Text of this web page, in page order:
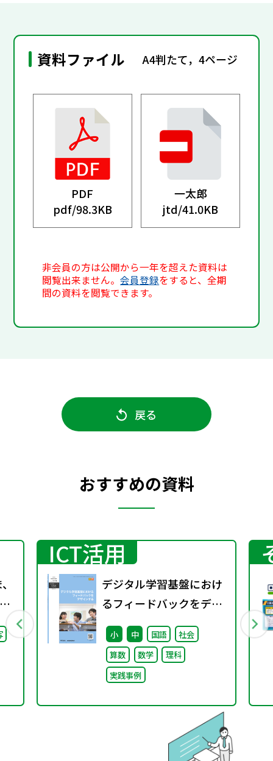
資料ファイル A4判たて，4ページ
PDF
pdf/98.3KB
一太郎
jtd/41.0KB
非会員の方は公開から一年を超えた資料は
閲覧出来ません。会員登録をすると、全期
間の資料を閲覧できます。
戻る
おすすめの資料
ICT活用
デジタル学習基盤におけ
るフィードバックをデザ
インする（特別課題
138）
小 中 国語
社会
算数
数学
理科
実践事例